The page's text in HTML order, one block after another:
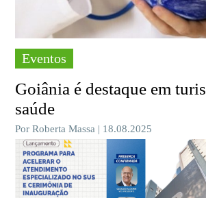
Eventos
Goiânia é destaque em
saúde
Por Roberta Massa | 18.08.2025